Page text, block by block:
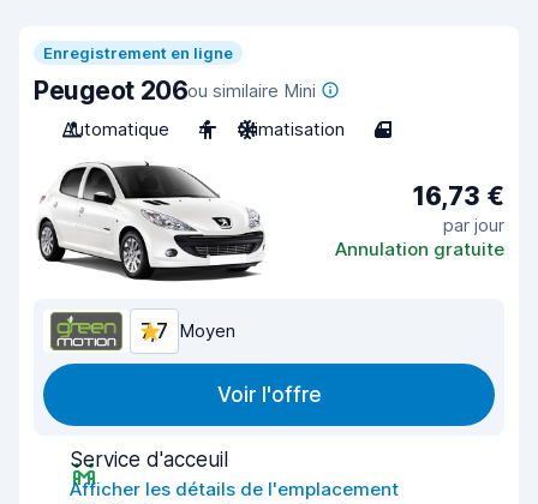
Enregistrement en ligne
Peugeot 206ou similaire Mini
Automatique
4 Climatisation 4
16,73 €
par jour
Annulation gratuite
7,7 Moyen
Voir l'offre
Service d'acceuil
Afficher les détails de l'emplacement